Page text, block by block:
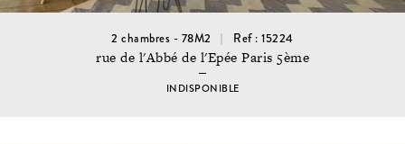
2 chambres - 78M2 Ref : 15224
rue de l'Abbé de l'Epée Paris 5ème
INDISPONIBLE